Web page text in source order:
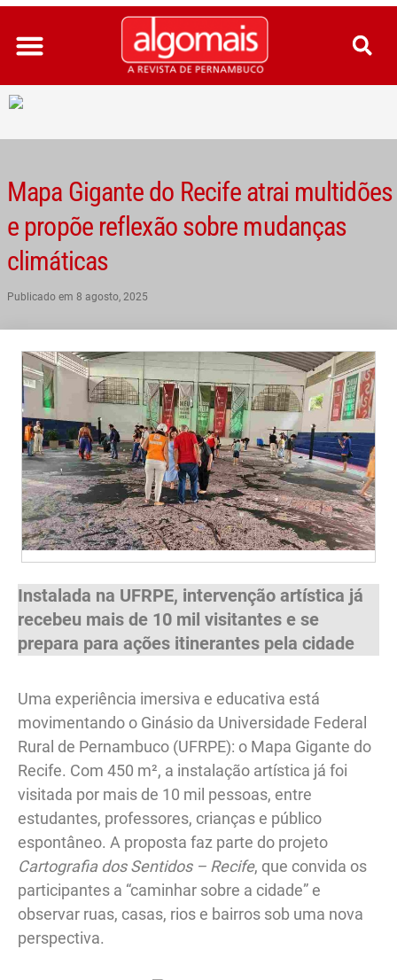
Ir
para
conteúdo
Mapa Gigante do Recife atrai multidões
e propõe reflexão sobre mudanças
climáticas
Publicado em 8 agosto, 2025
Instalada na UFRPE, intervenção artística já
recebeu mais de 10 mil visitantes e se
prepara para ações itinerantes pela cidade
Uma experiência imersiva e educativa está
movimentando o Ginásio da Universidade Federal
Rural de Pernambuco (UFRPE): o Mapa Gigante do
Recife. Com 450 m², a instalação artística já foi
visitada por mais de 10 mil pessoas, entre
estudantes, professores, crianças e público
espontâneo. A proposta faz parte do projeto
Cartografia dos Sentidos – Recife, que convida os
participantes a “caminhar sobre a cidade” e
observar ruas, casas, rios e bairros sob uma nova
perspectiva.